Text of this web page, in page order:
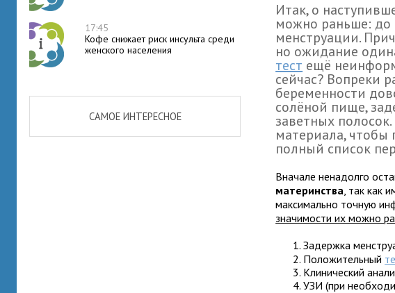
17:45
Кофе снижает риск инсульта среди
женского населения
САМОЕ ИНТЕРЕСНОЕ
Итак, о
можно раньше: до
менструации.
но ожидание
тест ещё
сейчас? Вопреки
беременности
солёной пище,
заветных
материала, чтобы
полный список
Вначале ненадолго
материнства, так как
максимально точную
значимости их можно
Задержка
Положительный
Клинический
УЗИ (при